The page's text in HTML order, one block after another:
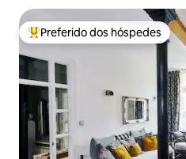
Entre os melhores preferidos
Preferido dos hóspedes